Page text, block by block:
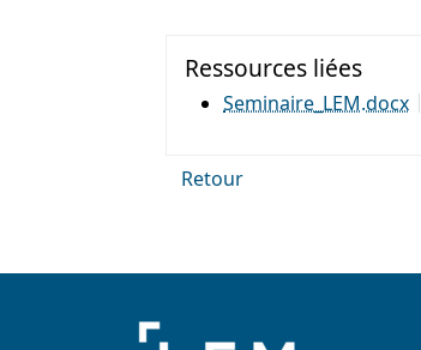
Ressources liées
Seminaire_LEM.docx
Retour